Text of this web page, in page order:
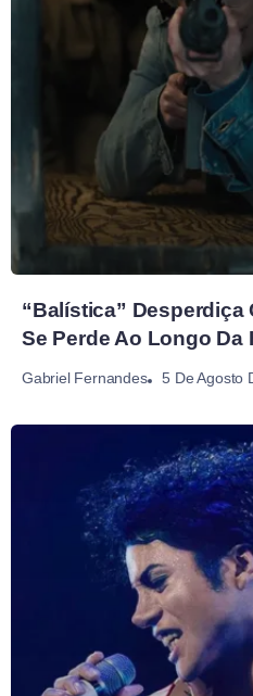
“Balística” Desperdiça
Se Perde Ao Longo Da
Gabriel Fernandes 5 De Agosto